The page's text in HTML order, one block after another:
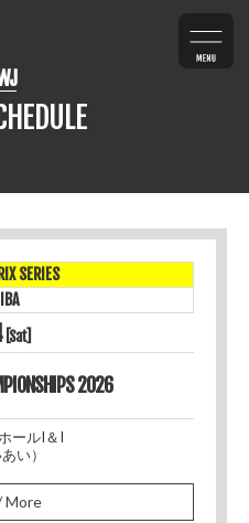
SERIES
[Sat]
2026
ールI＆I
い）
More